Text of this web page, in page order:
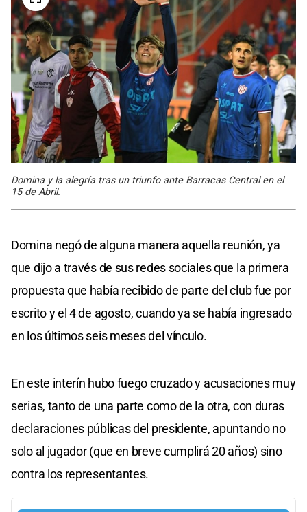
Domina y la alegría tras un triunfo ante Barracas Central en el
15 de Abril.
Domina negó de alguna manera aquella reunión, ya
que dijo a través de sus redes sociales que la primera
propuesta que había recibido de parte del club fue por
escrito y el 4 de agosto, cuando ya se había ingresado
en los últimos seis meses del vínculo.
En este interín hubo fuego cruzado y acusaciones muy
serias, tanto de una parte como de la otra, con duras
declaraciones públicas del presidente, apuntando no
solo al jugador (que en breve cumplirá 20 años) sino
contra los representantes.